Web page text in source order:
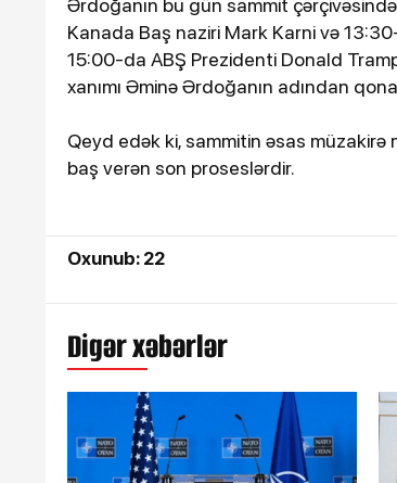
Ərdoğanın bu gün sammit çərçivəsində
Kanada Baş naziri Mark Karni və
15:00-da ABŞ Prezidenti Donald
xanımı Əminə Ərdoğanın adından
Qeyd edək ki, sammitin əsas müzakirə
baş verən son proseslərdir.
Oxunub: 22
Digər xəbərlər